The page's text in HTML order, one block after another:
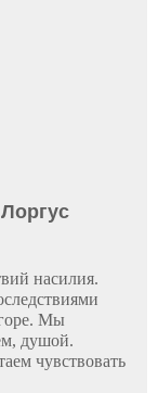
насилия.
горе. Мы
душой.
чувствовать